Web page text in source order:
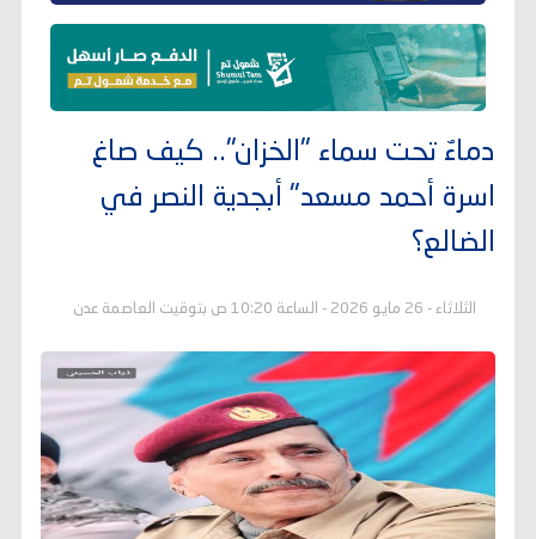
دماءٌ تحت سماء "الخزان".. كيف صاغ
اسرة أحمد مسعد" أبجدية النصر في
الضالع؟
الثلاثاء - 26 مايو 2026 - الساعة 10:20 ص بتوقيت العاصمة عدن